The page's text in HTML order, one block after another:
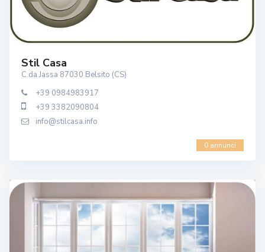
Stil Casa
C.da Jassa 87030 Belsito (CS)
+39 0984983917
+39 3382090804
info@stilcasa.info
0 annunci